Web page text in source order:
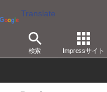
Translate
検索 Impressサイト
映画作品